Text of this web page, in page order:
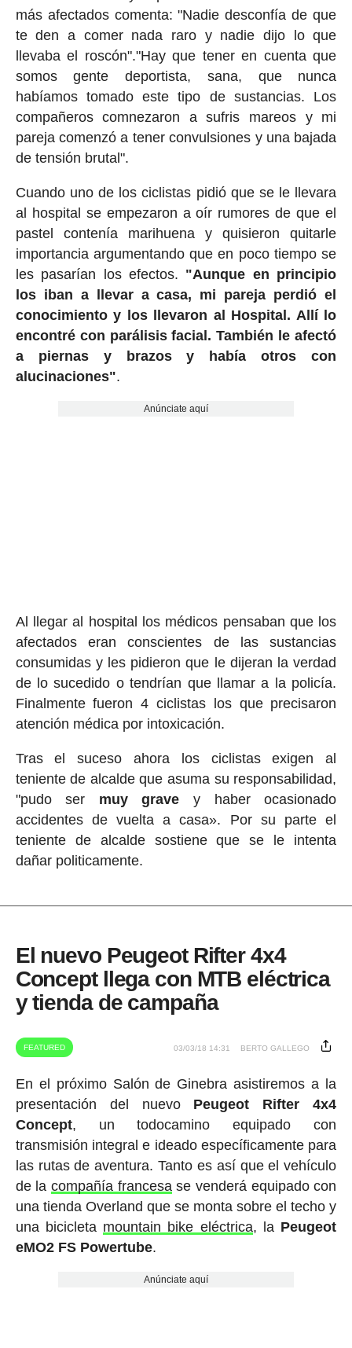
más afectados comenta: "Nadie desconfía de que
te den a comer nada raro y nadie dijo lo que
llevaba el roscón"."Hay que tener en cuenta que
somos gente deportista, sana, que nunca
habíamos tomado este tipo de sustancias. Los
compañeros comnezaron a sufris mareos y mi
pareja comenzó a tener convulsiones y una bajada
de tensión brutal".
Cuando uno de los ciclistas pidió que se le llevara
al hospital se empezaron a oír rumores de que el
pastel contenía marihuena y quisieron quitarle
importancia argumentando que en poco tiempo se
les pasarían los efectos. "Aunque en principio
los iban a llevar a casa, mi pareja perdió el
conocimiento y los llevaron al Hospital. Allí lo
encontré con parálisis facial. También le afectó
a piernas y brazos y había otros con
alucinaciones".
Anúnciate aquí
Al llegar al hospital los médicos pensaban que los
afectados eran conscientes de las sustancias
consumidas y les pidieron que le dijeran la verdad
de lo sucedido o tendrían que llamar a la policía.
Finalmente fueron 4 ciclistas los que precisaron
atención médica por intoxicación.
Tras el suceso ahora los ciclistas exigen al
teniente de alcalde que asuma su responsabilidad,
"pudo ser muy gravey haber ocasionado
accidentes de vuelta a casa». Por su parte el
teniente de alcalde sostiene que se le intenta
dañar politicamente.
El nuevo Peugeot Rifter 4x4
Concept llega con MTB eléctrica
y tienda de campaña
FEATURED 03/03/18 14:31 BERTO GALLEGO
En el próximo Salón de Ginebra asistiremos a la
presentación del nuevo Peugeot Rifter 4x4
Concept, un todocamino equipado con
transmisión integral e ideado específicamente para
las rutas de aventura. Tanto es así que el vehículo
de lacompañía francesa se venderá equipado con
una tienda Overland que se monta sobre el techo y
una bicicleta mountain bike eléctrica, la Peugeot
eMO2 FS Powertube.
Anúnciate aquí